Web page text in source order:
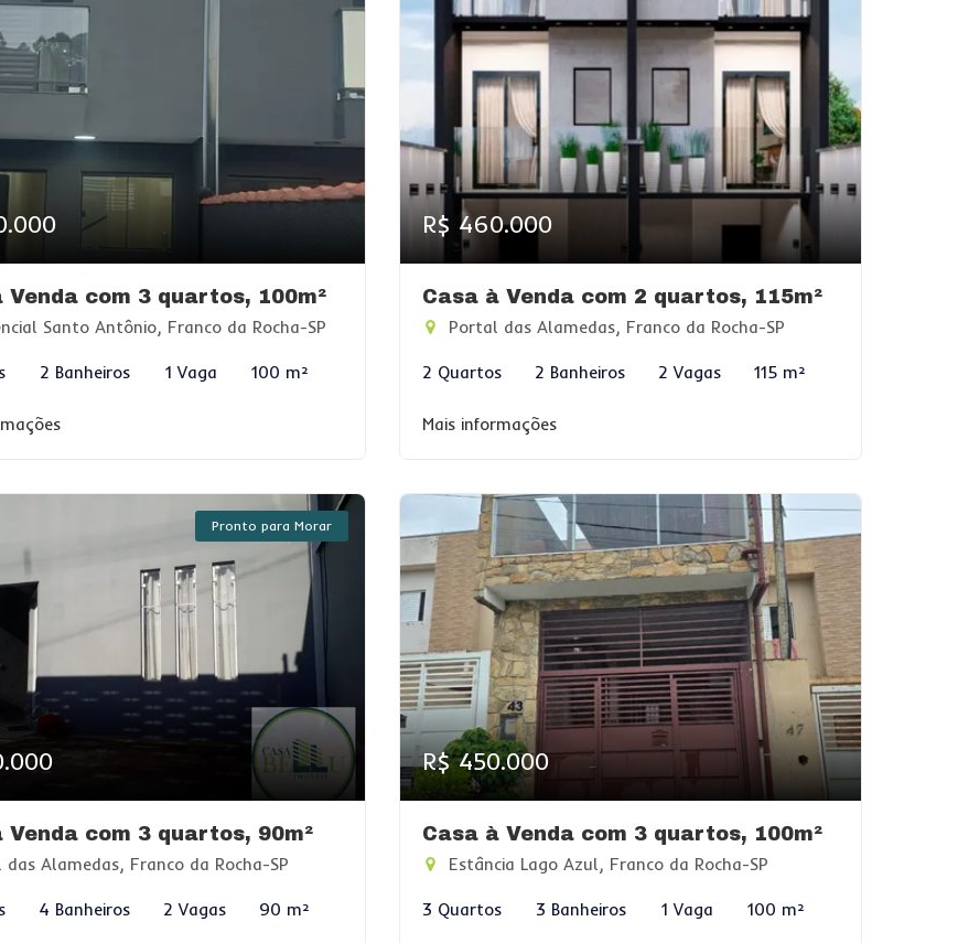
Venda com 3 quartos, 100m²
Santo Antônio, Franco da Rocha-SP
2 Banheiros 1 Vaga 100 m²
R$ 460.000
Casa à Venda com 2 quartos, 115m²
Portal das Alamedas, Franco da Rocha-SP
2 Quartos 2 Banheiros 2 Vagas 115 m²
Mais informações
Pronto para Morar
Venda com 3 quartos, 90m²
Alamedas, Franco da Rocha-SP
4 Banheiros 2 Vagas 90 m²
R$ 450.000
Casa à Venda com 3 quartos, 100m²
Estância Lago Azul, Franco da Rocha-SP
3 Quartos 3 Banheiros 1 Vaga 100 m²